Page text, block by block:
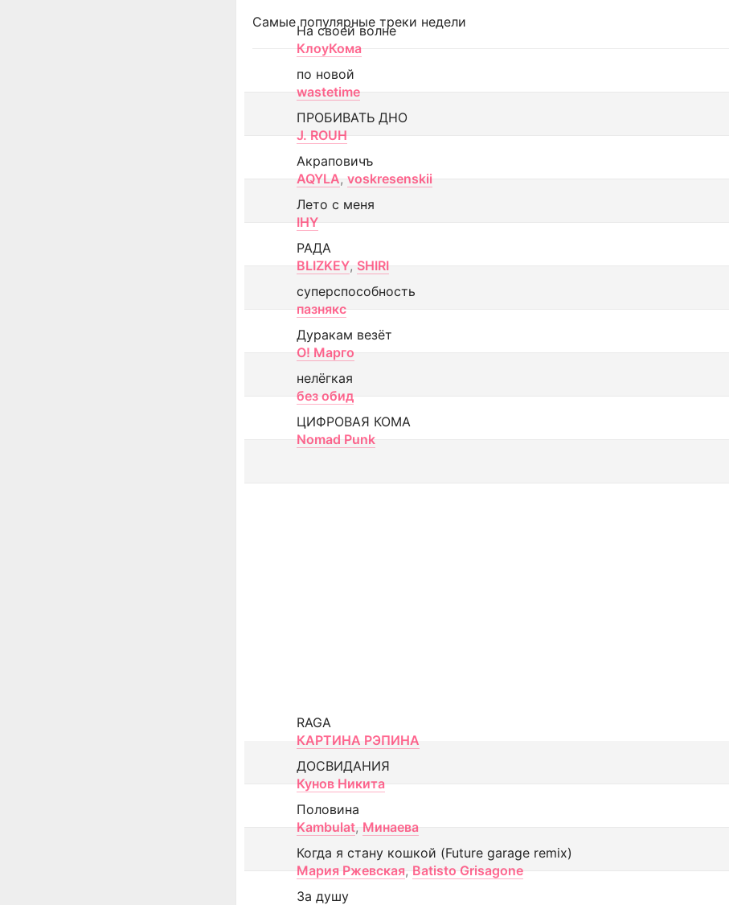
Самые популярные треки недели
На своей волне
КлоуКома
по новой
wastetime
ПРОБИВАТЬ ДНО
J. ROUH
Акраповичъ
AQYLA, voskresenskii
Лето с меня
IHY
РАДА
BLIZKEY, SHIRI
суперспособность
пазнякс
Дуракам везёт
О! Марго
нелёгкая
без обид
ЦИФРОВАЯ КОМА
Nomad Punk
RAGA
КАРТИНА РЭПИНА
ДОСВИДАНИЯ
Кунов Никита
Половина
Kambulat, Минаева
Когда я стану кошкой (Future garage remix)
Мария Ржевская, Batisto Grisagone
За душу